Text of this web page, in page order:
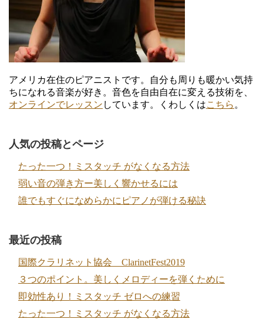
アメリカ在住のピアニストです。自分も周りも暖かい気持
ちになれる音楽が好き。音色を自由自在に変える技術を、
オンラインでレッスン しています。くわしくはこちら 。
人気の投稿とページ
たった一つ！ミスタッチ がなくなる方法
弱い音の弾き方ー美しく響かせるには
誰でもすぐになめらかにピアノが弾ける秘訣
最近の投稿
国際クラリネット協会 ClarinetFest2019
３つのポイント。美しくメロディーを弾くために
即効性あり！ミスタッチ ゼロへの練習
たった一つ！ミスタッチ がなくなる方法